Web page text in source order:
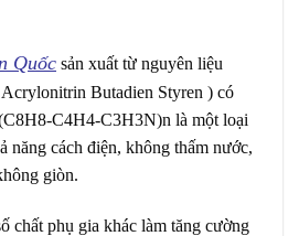
Quốc sản xuất từ nguyên liệu
Butadien Styren ) có
C4H4-C3H3N)n là một loại
năng cách điện, không thấm nước,
giòn.
chất phụ gia khác làm tăng cường